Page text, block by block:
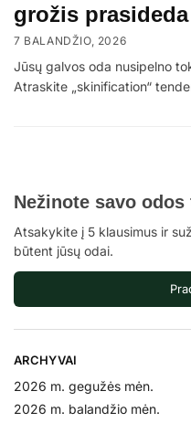
grožis
7 BALANDŽIO, 2026
Jūsų galvos oda nusipelno
Atraskite „skinification“
Nežinote savo odos
Atsakykite į 5 klausimus ir
būtent jūsų odai.
ARCHYVAI
2026 m. gegužės mėn.
2026 m. balandžio mėn.